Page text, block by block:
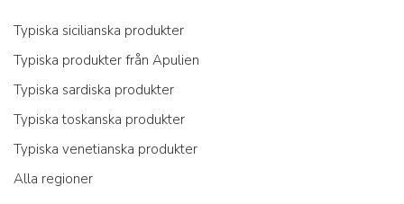
Typiska sicilianska produkter
Typiska produkter från Apulien
Typiska sardiska produkter
Typiska toskanska produkter
Typiska venetianska produkter
Alla regioner